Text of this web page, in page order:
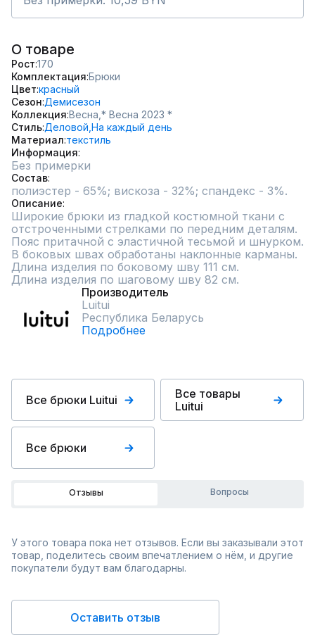
О товаре
Рост 170
Комплектация Брюки
Цвет красный
Сезон Демисезон
Коллекция Весна, * Весна 2023 *
Стиль Деловой, На каждый день
Материал текстиль
Информация
Без примерки
Состав
полиэстер - 65%; вискоза - 32%; спандекс - 3%.
Описание
Широкие брюки из гладкой костюмной ткани с
отстроченными стрелками по передним деталям.
Пояс притачной с эластичной тесьмой и шнурком.
В боковых швах обработаны наклонные карманы.
Длина изделия по боковому шву 111 см.
Длина изделия по шаговому шву 82 см.
Производитель
Luitui
Республика Беларусь
Подробнее
Все брюки Luitui
Все товары
Luitui
Все брюки
Отзывы Вопросы
У этого товара пока нет отзывов. Если вы заказывали этот
товар, поделитесь своим впечатлением о нём, и другие
покупатели будут вам благодарны.
Оставить отзыв